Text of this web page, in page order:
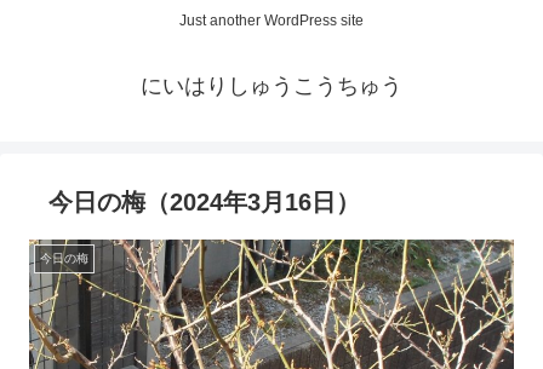
Just another WordPress site
にいはりしゅうこうちゅう
今日の梅（2024年3月16日）
今日の梅